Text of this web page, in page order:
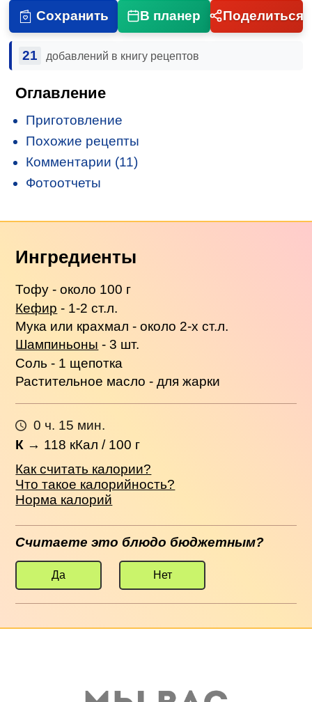
Сохранить В планер Поделиться
21 добавлений в книгу рецептов
Оглавление
Приготовление
Похожие рецепты
Комментарии (11)
Фотоотчеты
Ингредиенты
Тофу - около 100 г
Кефир - 1-2 ст.л.
Мука или крахмал - около 2-х ст.л.
Шампиньоны - 3 шт.
Соль - 1 щепотка
Растительное масло - для жарки
0 ч. 15 мин.
К → 118 кКал / 100 г
Как считать калории?
Что такое калорийность?
Норма калорий
Считаете это блюдо бюджетным?
Да Нет